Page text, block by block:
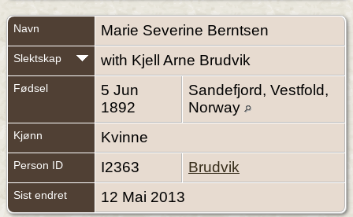
Navn Marie Severine Berntsen
Slektskap with Kjell Arne Brudvik
Fødsel
5 Jun
1892
Sandefjord, Vestfold,
Norway
Kjønn Kvinne
Person ID I2363 Brudvik
Sist endret 12 Mai 2013